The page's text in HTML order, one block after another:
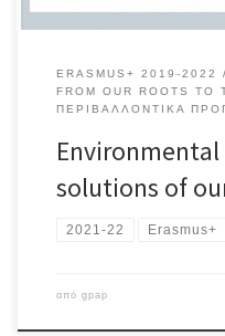
ERASMUS+ 2019-2022
FROM OUR ROOTS TO
ΠΕΡΙΒΑΛΛΟΝΤΙΚΆ
solutions of
2021-22 Erasmus+
από gpap